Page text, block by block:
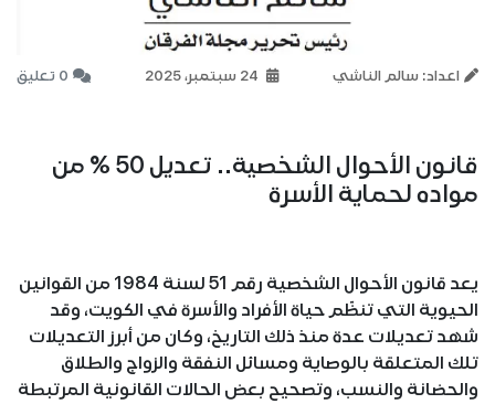
اعداد: سالم الناشي 0 تعليق
قانون الأحوال الشخصية.. تعديل 50 ٪ من
مواده لحماية الأسرة
يعد قانون الأحوال الشخصية رقم 51 لسنة 1984 من القوانين
الحيوية التي تنظّم حياة الأفراد والأسرة في الكويت، وقد
شهد تعديلات عدة منذ ذلك التاريخ، وكان من أبرز التعديلات
تلك المتعلقة بالوصاية ومسائل النفقة والزواج والطلاق
والحضانة والنسب، وتصحيح بعض الحالات القانونية المرتبطة